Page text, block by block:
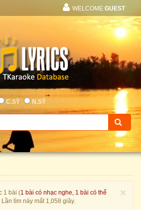
WELCOME GUEST
C.SỸ N.SỸ
×
1 bài (1 bài có nhạc nghe, 1 bài có thể
tìm này mất 1,058 giây.